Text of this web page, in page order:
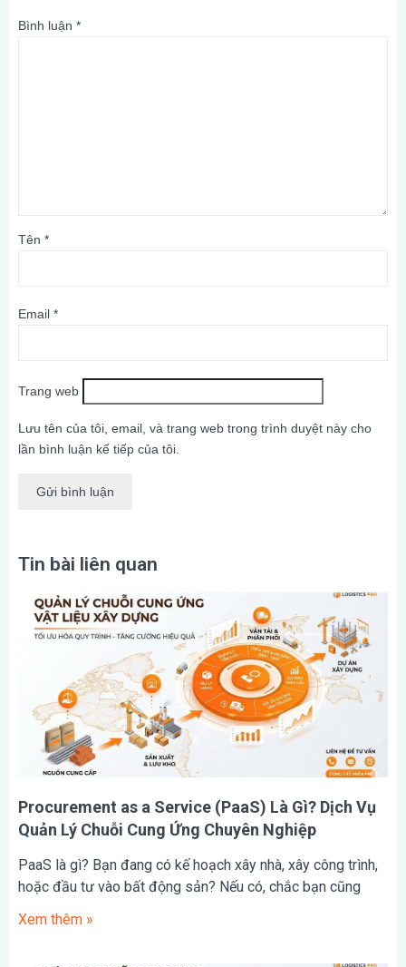
Bình luận *
Tên *
Email *
Trang web
Lưu tên của tôi, email, và trang web trong trình duyệt này cho
lần bình luận kế tiếp của tôi.
Tin bài liên quan
Procurement as a Service (PaaS) Là Gì? Dịch Vụ
Quản Lý Chuỗi Cung Ứng Chuyên Nghiệp
PaaS là gì? Bạn đang có kế hoạch xây nhà, xây công trình,
hoặc đầu tư vào bất động sản? Nếu có, chắc bạn cũng
Xem thêm »